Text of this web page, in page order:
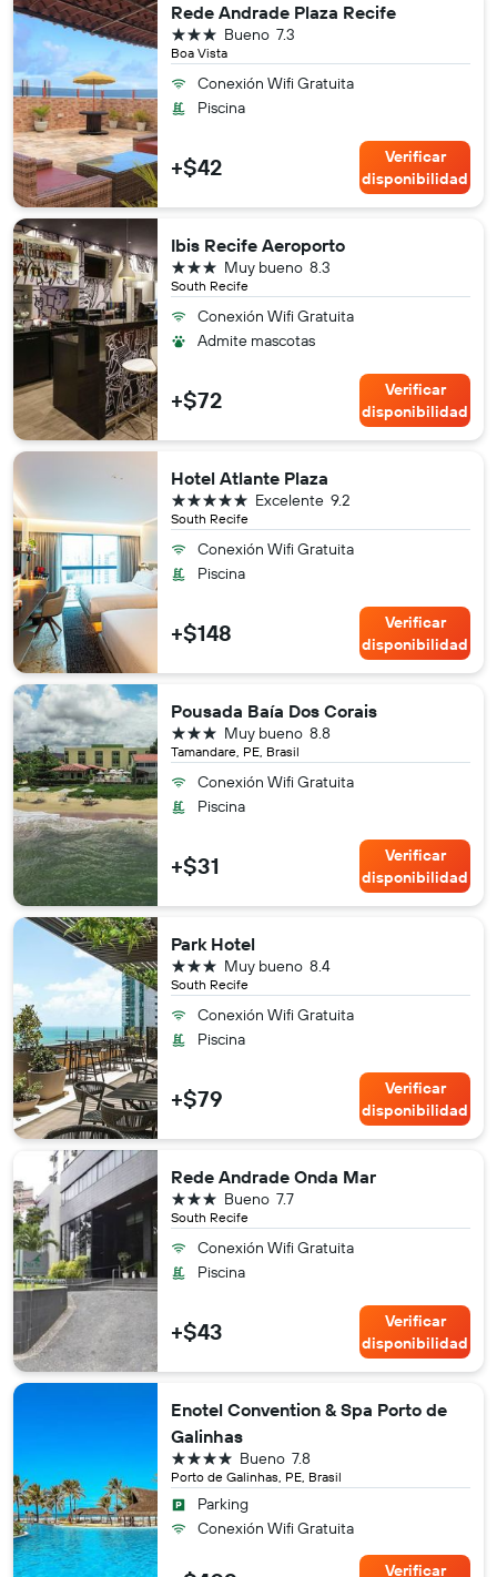
Rede Andrade Plaza Recife
Boa Vista
7.3
Bueno
3 estrellas
Conexión Wifi Gratuita
Piscina
+$42
Verificar
disponibilidad
Ibis Recife Aeroporto
South Recife
8.3
Muy bueno
3 estrellas
Conexión Wifi Gratuita
Admite mascotas
+$72
Verificar
disponibilidad
Hotel Atlante Plaza
South Recife
9.2
Excelente
5 estrellas
Conexión Wifi Gratuita
Piscina
+$148
Verificar
disponibilidad
Pousada Baía Dos Corais
Tamandare, PE, Brasil
8.8
Muy bueno
3 estrellas
Conexión Wifi Gratuita
Piscina
+$31
Verificar
disponibilidad
Park Hotel
South Recife
8.4
Muy bueno
3 estrellas
Conexión Wifi Gratuita
Piscina
+$79
Verificar
disponibilidad
Rede Andrade Onda Mar
South Recife
7.7
Bueno
3 estrellas
Conexión Wifi Gratuita
Piscina
+$43
Verificar
disponibilidad
Enotel Convention & Spa Porto de
Galinhas
Porto de Galinhas, PE, Brasil
7.8
Bueno
4 estrellas
Parking
Conexión Wifi Gratuita
Verificar